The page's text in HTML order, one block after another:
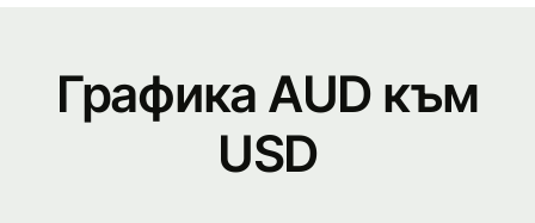
Графика AUD към
USD